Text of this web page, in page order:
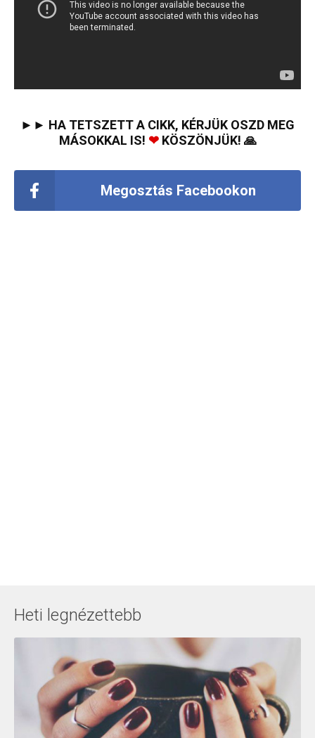
►► HA TETSZETT A CIKK, KÉRJÜK OSZD MEG
MÁSOKKAL IS! ❤KÖSZÖNJÜK! 🙏
Megosztás Facebookon
Heti legnézettebb